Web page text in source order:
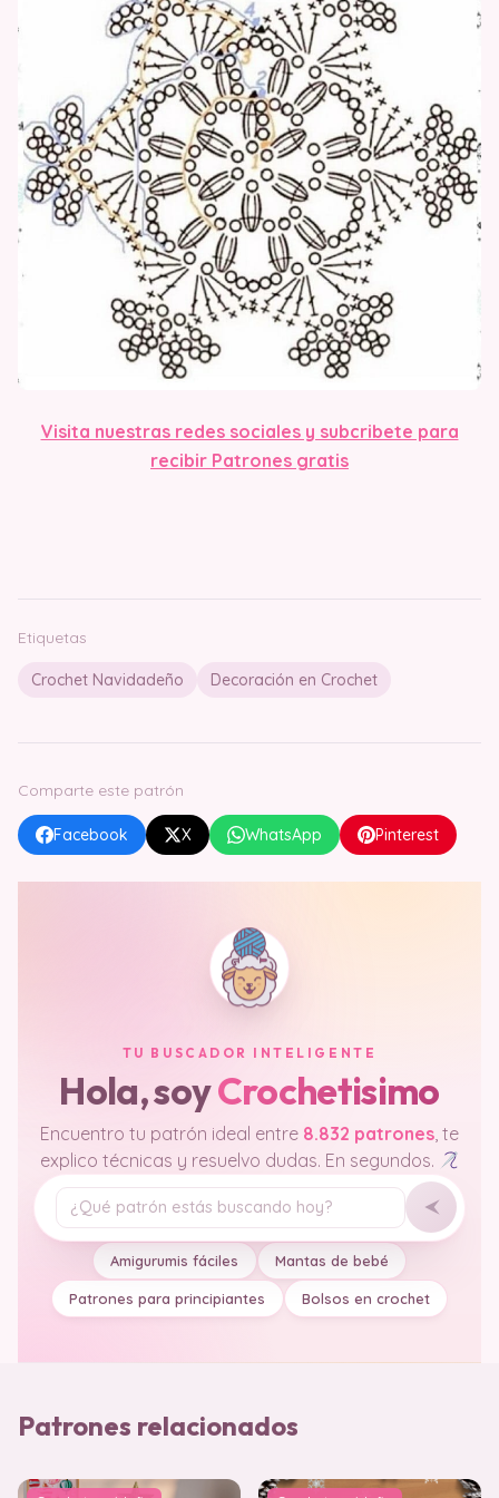
Visita nuestras redes sociales y subcribete para
recibir Patrones gratis
Etiquetas
Crochet Navidadeño Decoración en Crochet
Comparte este patrón
Facebook X WhatsApp Pinterest
TU BUSCADOR INTELIGENTE
Hola, soyCrochetisimo
Encuentro tu patrón ideal entre 8.832 patrones, te
explico técnicas y resuelvo dudas. En segundos.
Tu pregunta
Amigurumis fáciles Mantas de bebé
Patrones para principiantes Bolsos en crochet
Patrones relacionados